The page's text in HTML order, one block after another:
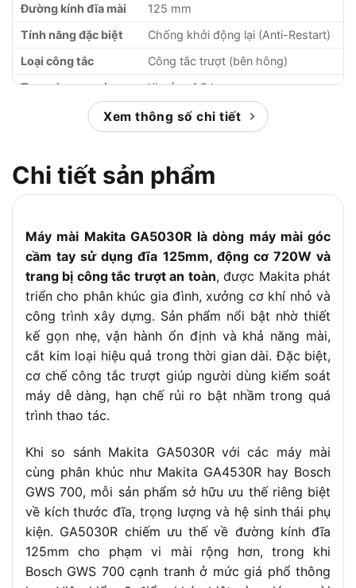
Đường kính đĩa mài
125 mm
Tính năng đặc biệt
Chống khởi động lại (Anti-Restart)
Loại công tắc
Công tắc trượt (bên hông)
Trọng lượng máy
Khoảng 1.8 kg
Xem thông số chi tiết
Chi tiết sản phẩm
Máy mài Makita GA5030R là dòng máy mài góc
cầm tay sử dụng đĩa 125mm, động cơ 720W và
trang bị công tắc trượt an toàn, được Makita phát
triển cho phân khúc gia đình, xưởng cơ khí nhỏ và
công trình xây dựng. Sản phẩm nổi bật nhờ thiết
kế gọn nhẹ, vận hành ổn định và khả năng mài,
cắt kim loại hiệu quả trong thời gian dài. Đặc biệt,
cơ chế công tắc trượt giúp người dùng kiểm soát
máy dễ dàng, hạn chế rủi ro bật nhầm trong quá
trình thao tác.
Khi so sánh Makita GA5030R với các máy mài
cùng phân khúc như Makita GA4530R hay Bosch
GWS 700, mỗi sản phẩm sở hữu ưu thế riêng biệt
về kích thước đĩa, trọng lượng và hệ sinh thái phụ
kiện. GA5030R chiếm ưu thế về đường kính đĩa
125mm cho phạm vi mài rộng hơn, trong khi
Bosch GWS 700 cạnh tranh ở mức giá phổ thông